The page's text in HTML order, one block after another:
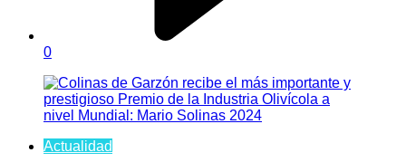
0
Actualidad